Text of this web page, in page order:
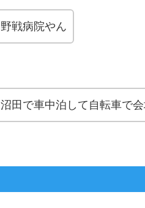
野戦病院やん
沼田で車中泊して自転車で